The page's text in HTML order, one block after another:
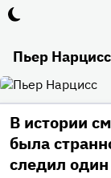
Пьер Нарцисс
В истории
была
следил